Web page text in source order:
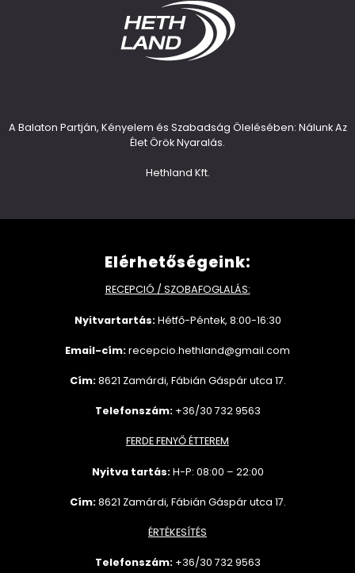
A Balaton Partján, Kényelem és Szabadság Ölelésében: Nálunk Az
Élet Örök Nyaralás.
Hethland Kft.
Elérhetőségeink:
RECEPCIÓ / SZOBAFOGLALÁS:
Nyitvartartás:Hétfő-Péntek, 8:00-16:30
Email-cím:recepcio.hethland@gmail.com
Cím:8621 Zamárdi, Fábián Gáspár utca 17.
Telefonszám: +36/30 732 9563
FERDE FENYŐ ÉTTEREM
Nyitva tartás:H-P: 08:00 – 22:00
Cím:8621 Zamárdi, Fábián Gáspár utca 17.
ÉRTÉKESÍTÉS
Telefonszám: +36/30 7329563